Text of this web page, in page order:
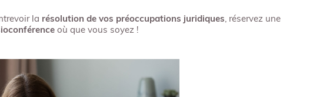
la résolution de vos préoccupations juridiques, réservez une
où que vous soyez !